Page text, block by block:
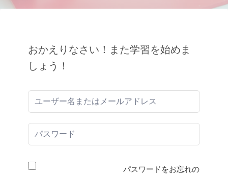
おかえりなさい！また学習を始めま
しょう！
パスワードをお忘れの